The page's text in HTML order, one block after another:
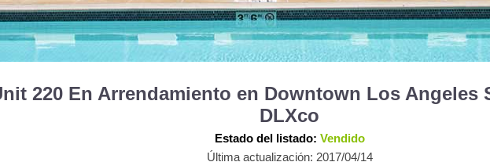
220 En Arrendamiento en Downtown Los Angeles
DLXco
Estado del listado: Vendido
Última actualización: 2017/04/14